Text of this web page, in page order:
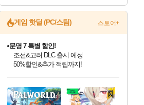
게임 핫딜 (PC/스팀) 스토어+
최대 90% 할인가를 만나보세요!
네이버혜택과 함께 만나보세요!
문명 7 특별 할인!
조선&고려 DLC 출시 예정
50%할인&추가 적립까지!
마블 투혼 파이팅 소울즈 정식출시!
이니&베니 혜택까지!
네이버 혜택가와 함께 예약하세요!
할인&네이버혜택으로 만나보세요!
네이버페이 혜택과 만나보세요!
40주년 프로모션으로 만나보세요!
할인가에 만나보세요!
일부 에디션 상시 할인!
혜택으로 예약 판매 중
편안하게 충전하세요